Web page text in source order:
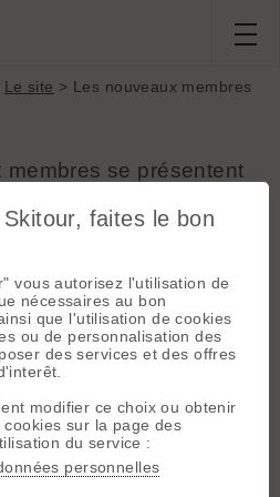
Le site > Les nouveaux membres
membres se présentent
Suivante
sujets Chercher Archives
2011 20:46
24/09/2011 15:55
montagne
faites le bon
vous autorisez l'utilisation de
nécessaires au bon
que l'utilisation de cookies
ou de personnalisation des
des services et des offres
modifier ce choix ou obtenir
sur la page des
du service :
personnelles